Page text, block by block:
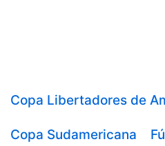
Copa Libertadores de
Copa Sudamericana